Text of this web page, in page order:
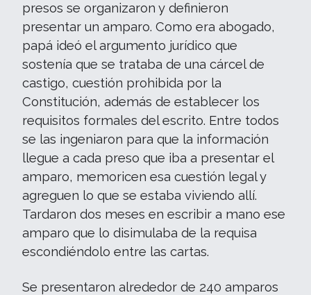
presos se organizaron y definieron
presentar un amparo. Como era abogado,
papá ideó el argumento jurídico que
sostenía que se trataba de una cárcel de
castigo, cuestión prohibida por la
Constitución, además de establecer los
requisitos formales del escrito. Entre todos
se las ingeniaron para que la información
llegue a cada preso que iba a presentar el
amparo, memoricen esa cuestión legal y
agreguen lo que se estaba viviendo allí.
Tardaron dos meses en escribir a mano ese
amparo que lo disimulaba de la requisa
escondiéndolo entre las cartas.
Se presentaron alrededor de 240 amparos